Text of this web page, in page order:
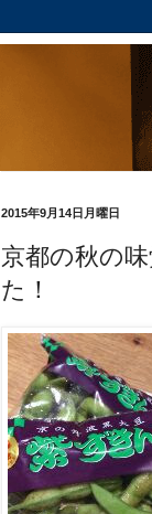
2015年9月14日月曜日
京都の秋の
た！